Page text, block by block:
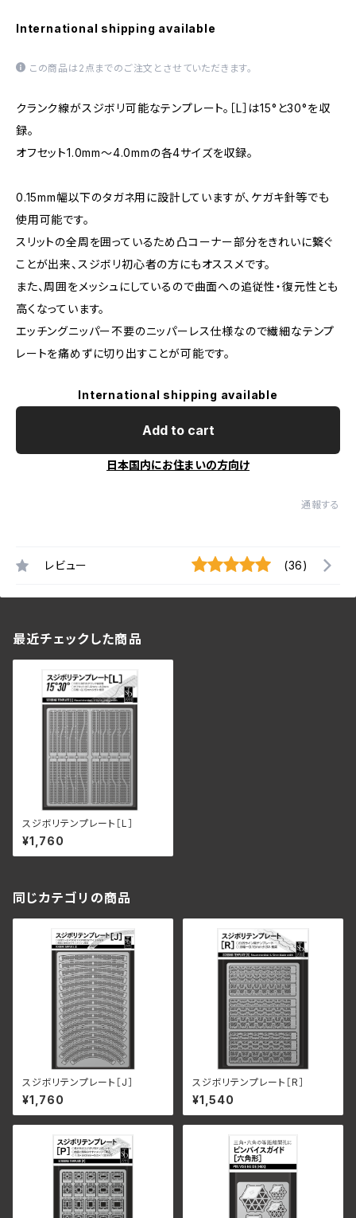
International shipping available
この商品は2点までのご注文とさせていただきます。
クランク線がスジボリ可能なテンプレート。［L］は15°と30°を収
録。
オフセット1.0mm〜4.0mmの各4サイズを収録。
0.15mm幅以下のタガネ用に設計していますが、ケガキ針等でも
使用可能です。
スリットの全周を囲っているため凸コーナー部分をきれいに繋ぐ
ことが出来、スジボリ初心者の方にもオススメです。
また、周囲をメッシュにしているので曲面への追従性・復元性とも
高くなっています。
エッチングニッパー不要のニッパーレス仕様なので繊細なテンプ
レートを痛めずに切り出すことが可能です。
International shipping available
Add to cart
日本国内にお住まいの方向け
通報する
レビュー (36)
最近チェックした商品
スジボリテンプレート［L］
¥1,760
同じカテゴリの商品
スジボリテンプレート［J］
¥1,760
スジボリテンプレート［R］
¥1,540